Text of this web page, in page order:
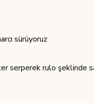
sürüyoruz
serperek rulo şeklinde